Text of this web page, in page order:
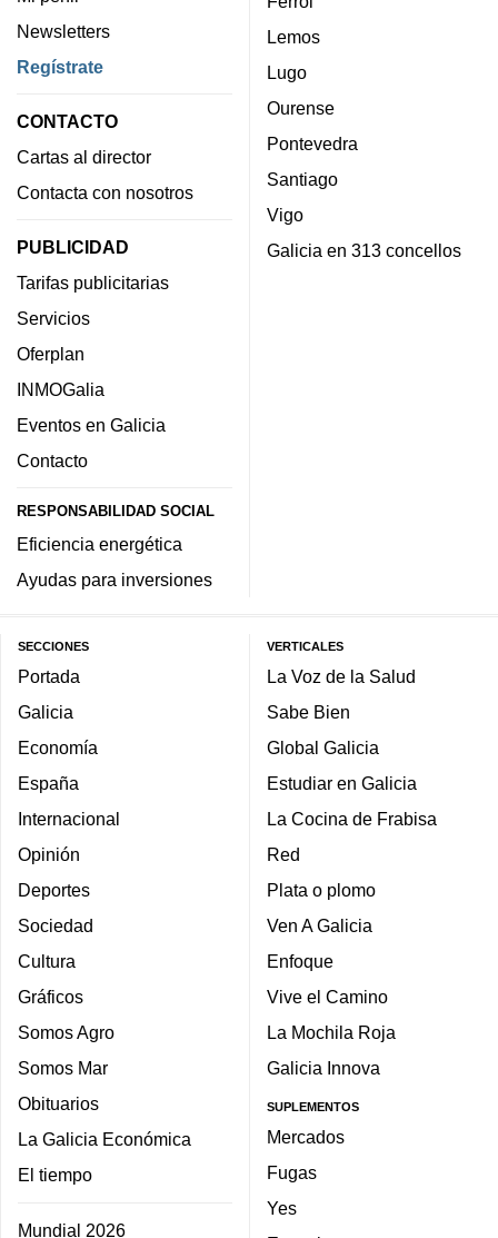
Newsletters
Regístrate
CONTACTO
Cartas al director
Contacta con nosotros
PUBLICIDAD
Tarifas publicitarias
Servicios
Oferplan
INMOGalia
Eventos en Galicia
Contacto
RESPONSABILIDAD SOCIAL
Eficiencia energética
Ayudas para inversiones
Lemos
Lugo
Ourense
Pontevedra
Santiago
Vigo
Galicia en 313 concellos
SECCIONES
Portada
Galicia
Economía
España
Internacional
Opinión
Deportes
Sociedad
Cultura
Gráficos
Somos Agro
Somos Mar
Obituarios
La Galicia Económica
El tiempo
Mundial 2026
VERTICALES
La Voz de la Salud
Sabe Bien
Global Galicia
Estudiar en Galicia
La Cocina de Frabisa
Red
Plata o plomo
Ven A Galicia
Enfoque
Vive el Camino
La Mochila Roja
Galicia Innova
SUPLEMENTOS
Mercados
Fugas
Yes